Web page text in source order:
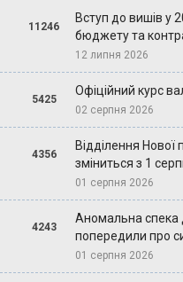
11246
Вступ до вишів у
бюджету та
12 липня 2026
5425
Офіційний курс
02 серпня 2026
4356
Відділення
зміниться з 1
01 серпня 2026
4243
Аномальна спека
попередили про
01 серпня 2026